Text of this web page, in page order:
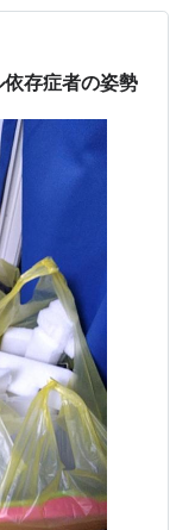
日にやらなきゃ
まない。よって
存症者の姿勢